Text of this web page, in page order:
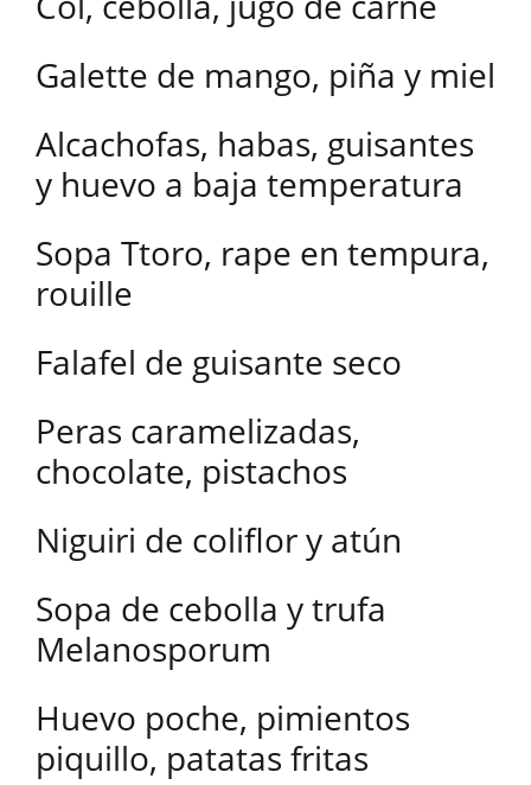
Galette de mango, piña y miel
Alcachofas, habas, guisantes
y huevo a baja temperatura
Sopa Ttoro, rape en tempura,
rouille
Falafel de guisante seco
Peras caramelizadas,
chocolate, pistachos
Niguiri de coliflor y atún
Sopa de cebolla y trufa
Melanosporum
Huevo poche, pimientos
piquillo, patatas fritas